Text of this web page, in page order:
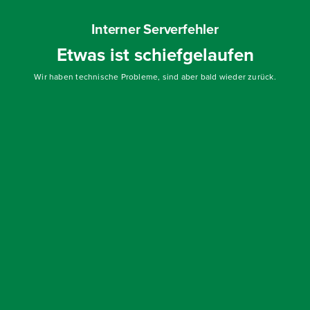
Interner Serverfehler
Etwas ist schiefgelaufen
Wir haben technische Probleme, sind aber bald wieder zurück.